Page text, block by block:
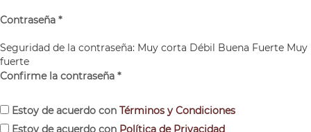
Contraseña *
Seguridad de la contraseña: Muy corta Débil Buena Fuerte Muy
fuerte
Confirme la contraseña *
Estoy de acuerdo con Términos y Condiciones
Estoy de acuerdo con Política de Privacidad